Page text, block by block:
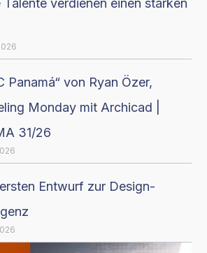
Talente verdienen einen starken
Panamá“ von Ryan Özer,
Monday mit Archicad |
31/26
Entwurf zur Design-